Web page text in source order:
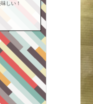
しい！